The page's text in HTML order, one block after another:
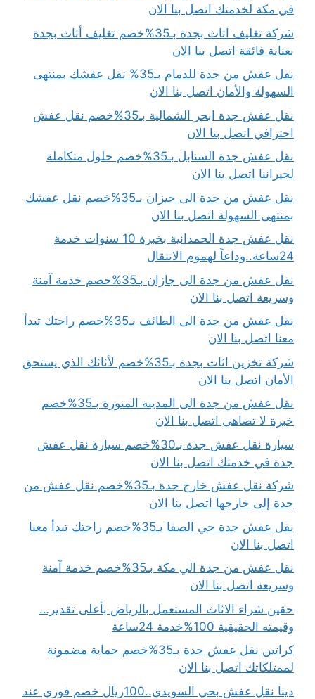
في مكة لخدمتك اتصل بنا الان
شركة تغليف اثاث بجدة بـ35%خصم تغليف أثاث بجدة
بعناية فائقة اتصل بنا الان
نقل عفش من جدة للدمام بـ35% نقل عفشك بمنتهى
السهولة والأمان اتصل بنا الان
نقل عفش جدة ابحر الشمالية بـ35%خصم نقل عفش
احترافي اتصل بنا الان
نقل عفش جدة السنابل بـ35%خصم حلول متكاملة
لجيراننا اتصل بنا الان
نقل عفش من جدة الى جيزان بـ35%خصم نقل عفشك
بمنتهى السهولة اتصل بنا الان
نقل عفش جدة الحمدانية بخبرة 10 سنوات خدمة
24ساعة..وداعاً لهموم الانتقال
نقل عفش من جدة الى جازان بـ35%خصم خدمة آمنة
وسريعة اتصل بنا الان
نقل عفش من جدة الى الطائف بـ35%خصم راحتك تبدأ
معنا اتصل بنا الان
شركة تخزين اثاث بجدة بـ35%خصم لأثاثك الذي يستحق
الأمان اتصل بنا الان
نقل عفش من جدة الى المدينة المنورة بـ35%خصم
خبرة لا تضاهى اتصل بنا الان
سيارة نقل عفش جدة بـ30%خصم سيارة نقل عفش
جدة في خدمتك اتصل بنا الان
شركة نقل عفش خارج جدة بـ35%خصم نقل عفش من
جدة إلى خارجها اتصل بنا الان
نقل عفش جدة حي الصفا بـ35%خصم راحتك تبدأ معنا
اتصل بنا الان
نقل عفش من جدة الي مكة بـ35%خصم خدمة آمنة
وسريعة اتصل بنا الان
حقين شراء الاثاث المستعمل بالرياض بأعلى تقدير…
وقيمته الحقيقية 100%خدمة 24ساعة
كراتين نقل عفش جدة بـ35%خصم حماية مضمونة
لممتلكاتك اتصل بنا الان
دينا نقل عفش بحي السويدي..100ريال خصم فوري عند